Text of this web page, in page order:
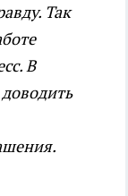
Так
В